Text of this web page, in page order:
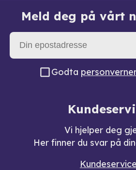
Meld deg på vårt
Godta
Vi hjelper deg
Her finner du svar på
Kundeservice